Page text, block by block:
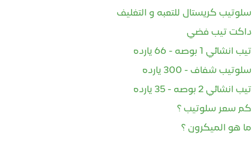
سلوتيب كريستال للتعبه و التغليف
داكت تيب فضي
تيب انشائي 1 بوصه - 66 يارده
سلوتيب شفاف - 300 يارده
تيب انشائي 2 بوصه - 35 يارده
كم سعر سلوتيب ؟
ما هو الميكرون ؟